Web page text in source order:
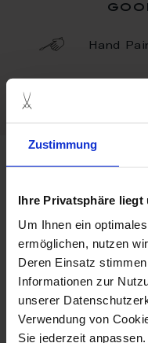
Zustimmung
Ihre Privatsphäre liegt
Um Ihnen ein
ermöglichen, nutzen
Deren Einsatz
Informationen zur
unserer
Verwendung von
Sie jederzeit anpassen.
Hand
more